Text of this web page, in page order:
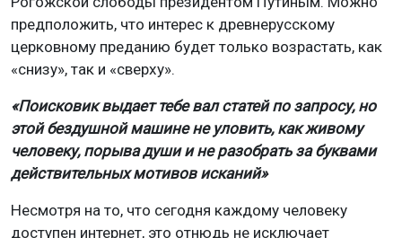
предположить, что интерес к древнерусскому
церковному преданию будет только возрастать, как
«снизу», так и «сверху».
«Поисковик выдает тебе вал статей по запросу, но
этой бездушной машине не уловить, как живому
человеку, порыва души и не разобрать за буквами
действительных мотивов исканий»
Несмотря на то, что сегодня каждому человеку
доступен интернет, это отнюдь не исключает